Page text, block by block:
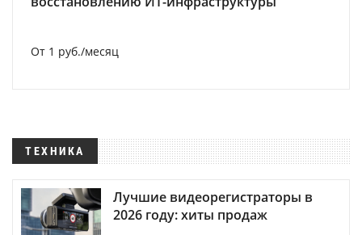
От 1 руб./месяц
ТЕХНИКА
Лучшие видеорегистраторы в
2026 году: хиты продаж